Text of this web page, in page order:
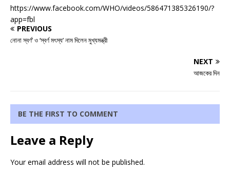
https://www.facebook.com/WHO/videos/586471385326190/?
app=fbl
PREVIOUS
নোনা স্বর্ণ’ ও ‘স্বর্ণ মৎস্য’ নাম দিলেন মুখ্যমন্ত্রী
NEXT
আজকের দিন
BE THE FIRST TO COMMENT
Leave a Reply
Your email address will not be published.